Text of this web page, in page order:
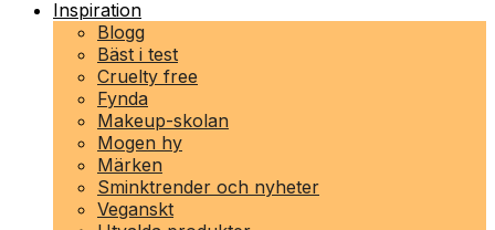
Inspiration
Blogg
Bäst i test
Cruelty free
Fynda
Makeup-skolan
Mogen hy
Märken
Sminktrender och nyheter
Veganskt